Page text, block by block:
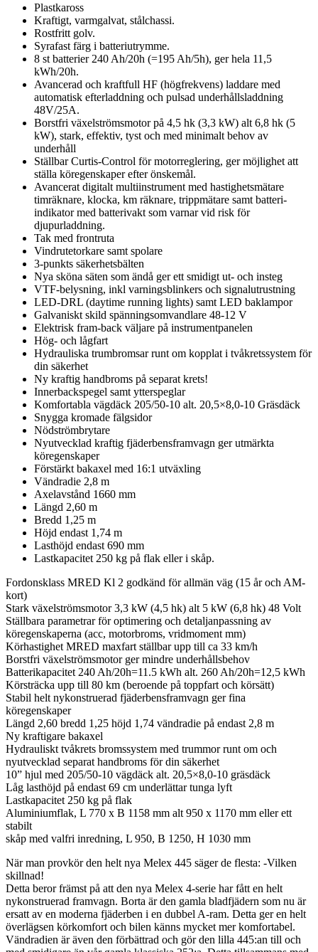
Plastkaross
Kraftigt, varmgalvat, stålchassi.
Rostfritt golv.
Syrafast färg i batteriutrymme.
8 st batterier 240 Ah/20h (=195 Ah/5h), ger hela 11,5
kWh/20h.
Avancerad och kraftfull HF (högfrekvens) laddare med
automatisk efterladdning och pulsad underhållsladdning
48V/25A.
Borstfri växelströmsmotor på 4,5 hk (3,3 kW) alt 6,8 hk (5
kW), stark, effektiv, tyst och med minimalt behov av
underhåll
Ställbar Curtis-Control för motorreglering, ger möjlighet att
ställa köregenskaper efter önskemål.
Avancerat digitalt multiinstrument med hastighetsmätare
timräknare, klocka, km räknare, trippmätare samt batteri-
indikator med batterivakt som varnar vid risk för
djupurladdning.
Tak med frontruta
Vindrutetorkare samt spolare
3-punkts säkerhetsbälten
Nya sköna säten som ändå ger ett smidigt ut- och insteg
VTF-belysning, inkl varningsblinkers och signalutrustning
LED-DRL (daytime running lights) samt LED baklampor
Galvaniskt skild spänningsomvandlare 48-12 V
Elektrisk fram-back väljare på instrumentpanelen
Hög- och lågfart
Hydrauliska trumbromsar runt om kopplat i tvåkretssystem för
din säkerhet
Ny kraftig handbroms på separat krets!
Innerbackspegel samt ytterspeglar
Komfortabla vägdäck 205/50-10 alt. 20,5×8,0-10 Gräsdäck
Snygga kromade fälgsidor
Nödströmbrytare
Nyutvecklad kraftig fjäderbensframvagn ger utmärkta
köregenskaper
Förstärkt bakaxel med 16:1 utväxling
Vändradie 2,8 m
Axelavstånd 1660 mm
Längd 2,60 m
Bredd 1,25 m
Höjd endast 1,74 m
Lasthöjd endast 690 mm
Lastkapacitet 250 kg på flak eller i skåp.
Fordonsklass MRED Kl 2 godkänd för allmän väg (15 år och AM-
kort)
Stark växelströmsmotor 3,3 kW (4,5 hk) alt 5 kW (6,8 hk) 48 Volt
Ställbara parametrar för optimering och detaljanpassning av
köregenskaperna (acc, motorbroms, vridmoment mm)
Körhastighet MRED maxfart ställbar upp till ca 33 km/h
Borstfri växelströmsmotor ger mindre underhållsbehov
Batterikapacitet 240 Ah/20h=11.5 kWh alt. 260 Ah/20h=12,5 kWh
Körsträcka upp till 80 km (beroende på toppfart och körsätt)
Stabil helt nykonstruerad fjäderbensframvagn ger fina
köregenskaper
Längd 2,60 bredd 1,25 höjd 1,74 vändradie på endast 2,8 m
Ny kraftigare bakaxel
Hydrauliskt tvåkrets bromssystem med trummor runt om och
nyutvecklad separat handbroms för din säkerhet
10” hjul med 205/50-10 vägdäck alt. 20,5×8,0-10 gräsdäck
Låg lasthöjd på endast 69 cm underlättar tunga lyft
Lastkapacitet 250 kg på flak
Aluminiumflak, L 770 x B 1158 mm alt 950 x 1170 mm eller ett
stabilt
skåp med valfri inredning, L 950, B 1250, H 1030 mm
När man provkör den helt nya Melex 445 säger de flesta: -Vilken
skillnad!
Detta beror främst på att den nya Melex 4-serie har fått en helt
nykonstruerad framvagn. Borta är den gamla bladfjädern som nu är
ersatt av en moderna fjäderben i en dubbel A-ram. Detta ger en helt
överlägsen körkomfort och bilen känns mycket mer komfortabel.
Vändradien är även den förbättrad och gör den lilla 445:an till och